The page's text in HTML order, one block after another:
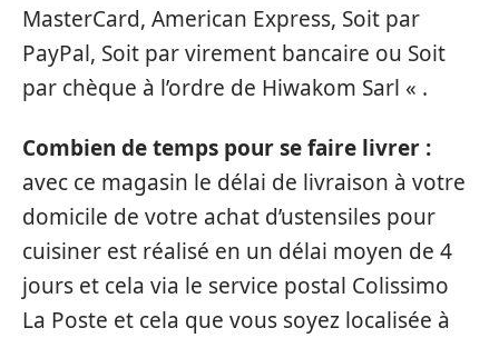
MasterCard, American Express, Soit par
PayPal, Soit par virement bancaire ou Soit
par chèque à l’ordre de Hiwakom Sarl « .
Combien de temps pour se faire livrer :
avec ce magasin le délai de livraison à votre
domicile de votre achat d’ustensiles pour
cuisiner est réalisé en un délai moyen de 4
jours et cela via le service postal Colissimo
La Poste et cela que vous soyez localisée à